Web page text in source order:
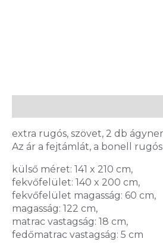
extra rugós, szövet, 2 db
Az ár a fejtámlát, a bonell
külső méret: 141 x 210 cm,
fekvőfelület: 140 x 200 cm,
fekvőfelület magasság: 60 cm,
magasság: 122 cm,
matrac vastagság: 18 cm,
​fedőmatrac vastagság: 5 cm